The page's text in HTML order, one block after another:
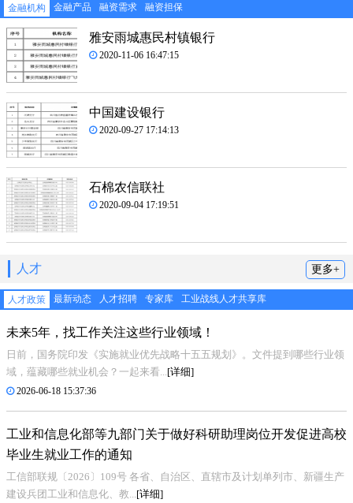
金融机构 金融产品 融资需求 融资担保
雅安雨城惠民村镇银行
2020-11-06 16:47:15
中国建设银行
2020-09-27 17:14:13
石棉农信联社
2020-09-04 17:19:51
人才 更多+
人才政策 最新动态 人才招聘 专家库 工业战线人才共享库
未来5年，找工作关注这些行业领域！
日前，国务院印发《实施就业优先战略十五五规划》。文件提到哪些行业领
域，蕴藏哪些就业机会？一起来看... [详细]
2026-06-18 15:37:36
工业和信息化部等九部门关于做好科研助理岗位开发促进高校
毕业生就业工作的通知
工信部联规〔2026〕109号 各省、自治区、直辖市及计划单列市、新疆生产
建设兵团工业和信息化、教... [详细]